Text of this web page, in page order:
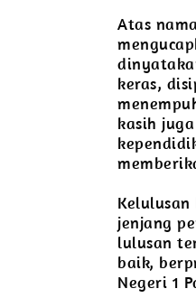
Atas
keras,
kasih
jenjang
lulusan
baik,
Negeri 1